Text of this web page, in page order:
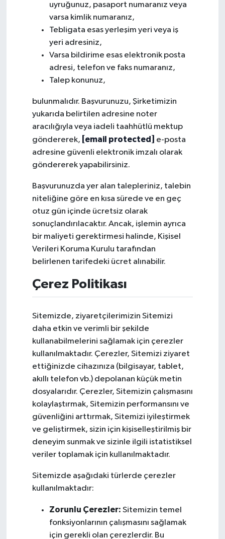
uyruğunuz, pasaport numaranız veya
varsa kimlik numaranız,
Tebligata esas yerleşim yeri veya iş
yeri adresiniz,
Varsa bildirime esas elektronik posta
adresi, telefon ve faks numaranız,
Talep konunuz,
bulunmalıdır. Başvurunuzu, Şirketimizin
yukarıda belirtilen adresine noter
aracılığıyla veya iadeli taahhütlü mektup
göndererek,
[email protected]
e-posta
adresine güvenli elektronik imzalı olarak
göndererek yapabilirsiniz.
Başvurunuzda yer alan talepleriniz, talebin
niteliğine göre en kısa sürede ve en geç
otuz gün içinde ücretsiz olarak
sonuçlandırılacaktır. Ancak, işlemin ayrıca
bir maliyeti gerektirmesi halinde, Kişisel
Verileri Koruma Kurulu tarafından
belirlenen tarifedeki ücret alınabilir.
Çerez Politikası
Sitemizde, ziyaretçilerimizin Sitemizi
daha etkin ve verimli bir şekilde
kullanabilmelerini sağlamak için çerezler
kullanılmaktadır. Çerezler, Sitemizi ziyaret
ettiğinizde cihazınıza (bilgisayar, tablet,
akıllı telefon vb.) depolanan küçük metin
dosyalarıdır. Çerezler, Sitemizin çalışmasını
kolaylaştırmak, Sitemizin performansını ve
güvenliğini arttırmak, Sitemizi iyileştirmek
ve geliştirmek, sizin için kişiselleştirilmiş bir
deneyim sunmak ve sizinle ilgili istatistiksel
veriler toplamak için kullanılmaktadır.
Sitemizde aşağıdaki türlerde çerezler
kullanılmaktadır:
Zorunlu Çerezler: Sitemizin temel
fonksiyonlarının çalışmasını sağlamak
için gerekli olan çerezlerdir. Bu